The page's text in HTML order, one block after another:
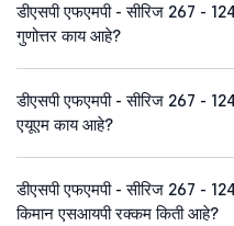
डीएसपी एफएमपी - सीरिज 267 -
गुणोत्तर काय आहे?
डीएसपी एफएमपी - सीरिज 267 -
एयूएम काय आहे?
डीएसपी एफएमपी - सीरिज 267 -
किमान एसआयपी रक्कम किती आहे?